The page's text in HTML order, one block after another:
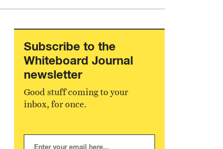
Subscribe to the
Whiteboard Journal
newsletter
Good stuff coming to your
inbox, for once.